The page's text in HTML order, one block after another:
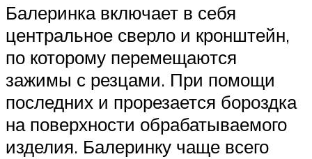
Балеринка включает в себя
центральное сверло и кронштейн,
по которому перемещаются
зажимы с резцами. При помощи
последних и прорезается бороздка
на поверхности обрабатываемого
изделия. Балеринку чаще всего